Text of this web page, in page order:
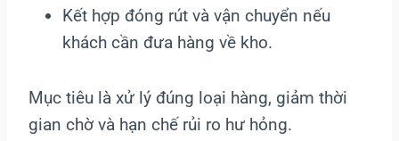
Kết hợp đóng rút và vận chuyển nếu
khách cần đưa hàng về kho.
Mục tiêu là xử lý đúng loại hàng, giảm thời
gian chờ và hạn chế rủi ro hư hỏng.